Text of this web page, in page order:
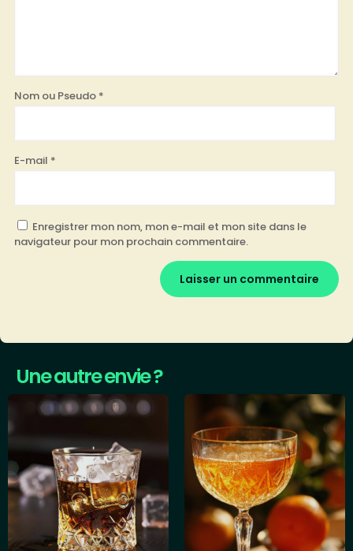
Nom ou Pseudo *
E-mail *
Enregistrer mon nom, mon e-mail et mon site dans le
navigateur pour mon prochain commentaire.
Une autre envie ?